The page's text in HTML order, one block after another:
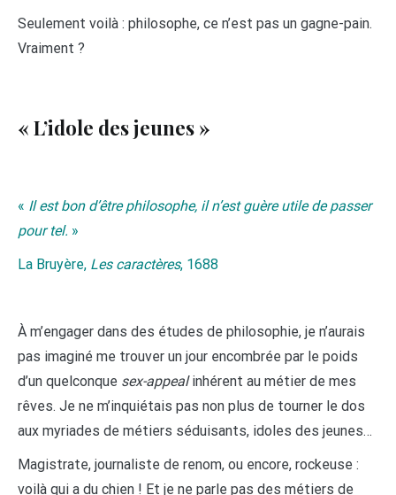
Seulement voilà : philosophe, ce n’est pas un gagne-pain.
Vraiment ?
« L’idole des jeunes »
« Il est bon d’être philosophe, il n’est guère utile de passer
pour tel. »
La Bruyère, Les caractères, 1688
À m’engager dans des études de philosophie, je n’aurais
pas imaginé me trouver un jour encombrée par le poids
d’un quelconque sex-appealinhérent au métier de mes
rêves. Je ne m’inquiétais pas non plus de tourner le dos
aux myriades de métiers séduisants, idoles des jeunes…
Magistrate, journaliste de renom, ou encore, rockeuse :
voilà qui a du chien ! Et je ne parle pas des métiers de